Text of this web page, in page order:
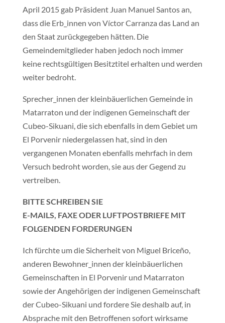
April 2015 gab Präsident Juan Manuel Santos an,
dass die Erb_innen von Víctor Carranza das Land an
den Staat zurückgegeben hätten. Die
Gemeindemitglieder haben jedoch noch immer
keine rechtsgültigen Besitztitel erhalten und werden
weiter bedroht.
Sprecher_innen der kleinbäuerlichen Gemeinde in
Matarraton und der indigenen Gemeinschaft der
Cubeo-Sikuani, die sich ebenfalls in dem Gebiet um
El Porvenir niedergelassen hat, sind in den
vergangenen Monaten ebenfalls mehrfach in dem
Versuch bedroht worden, sie aus der Gegend zu
vertreiben.
BITTE SCHREIBEN SIE
E-MAILS, FAXE ODER LUFTPOSTBRIEFE MIT
FOLGENDEN FORDERUNGEN
Ich fürchte um die Sicherheit von Miguel Briceño,
anderen Bewohner_innen der kleinbäuerlichen
Gemeinschaften in El Porvenir und Matarraton
sowie der Angehörigen der indigenen Gemeinschaft
der Cubeo-Sikuani und fordere Sie deshalb auf, in
Absprache mit den Betroffenen sofort wirksame